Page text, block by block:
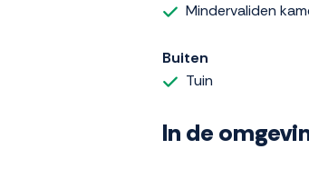
Mindervaliden
Buiten
Tuin
In de